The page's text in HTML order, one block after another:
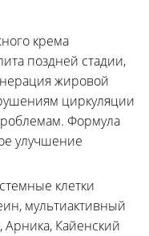
крема
поздней стадии,
жировой
циркуляции
Формула
улучшение
клетки
мультиактивный
Арника, Кайенский